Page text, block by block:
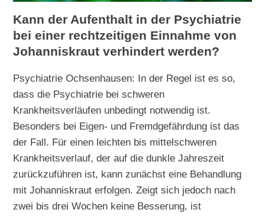
Kann der Aufenthalt in der Psychiatrie
bei einer rechtzeitigen Einnahme von
Johanniskraut verhindert werden?
Psychiatrie Ochsenhausen: In der Regel ist es so,
dass die Psychiatrie bei schweren
Krankheitsverläufen unbedingt notwendig ist.
Besonders bei Eigen- und Fremdgefährdung ist das
der Fall. Für einen leichten bis mittelschweren
Krankheitsverlauf, der auf die dunkle Jahreszeit
zurückzuführen ist, kann zunächst eine Behandlung
mit Johanniskraut erfolgen. Zeigt sich jedoch nach
zwei bis drei Wochen keine Besserung, ist